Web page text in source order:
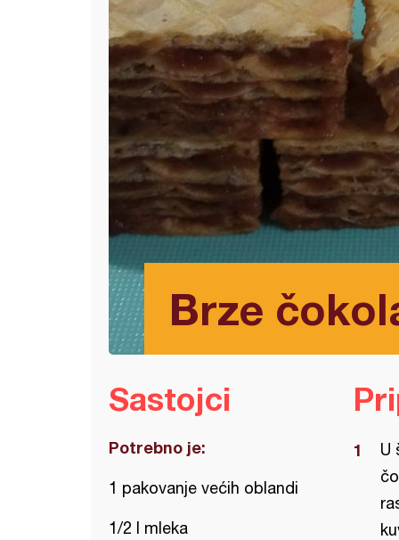
Brze
Sastojci
Potrebno je:
1 pakovanje većih oblandi
1/2 l mleka
U